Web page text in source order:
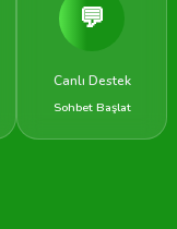
💬
Canlı Destek
Sohbet Başlat